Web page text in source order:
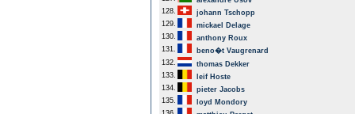
128.
johann Tschopp
129.
mickael Delage
130.
anthony Roux
131.
beno�t Vaugrenard
132.
thomas Dekker
133.
leif Hoste
134.
pieter Jacobs
135.
loyd Mondory